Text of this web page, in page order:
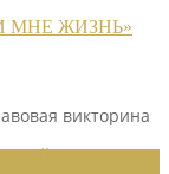
МНЕ ЖИЗНЬ»
викторина